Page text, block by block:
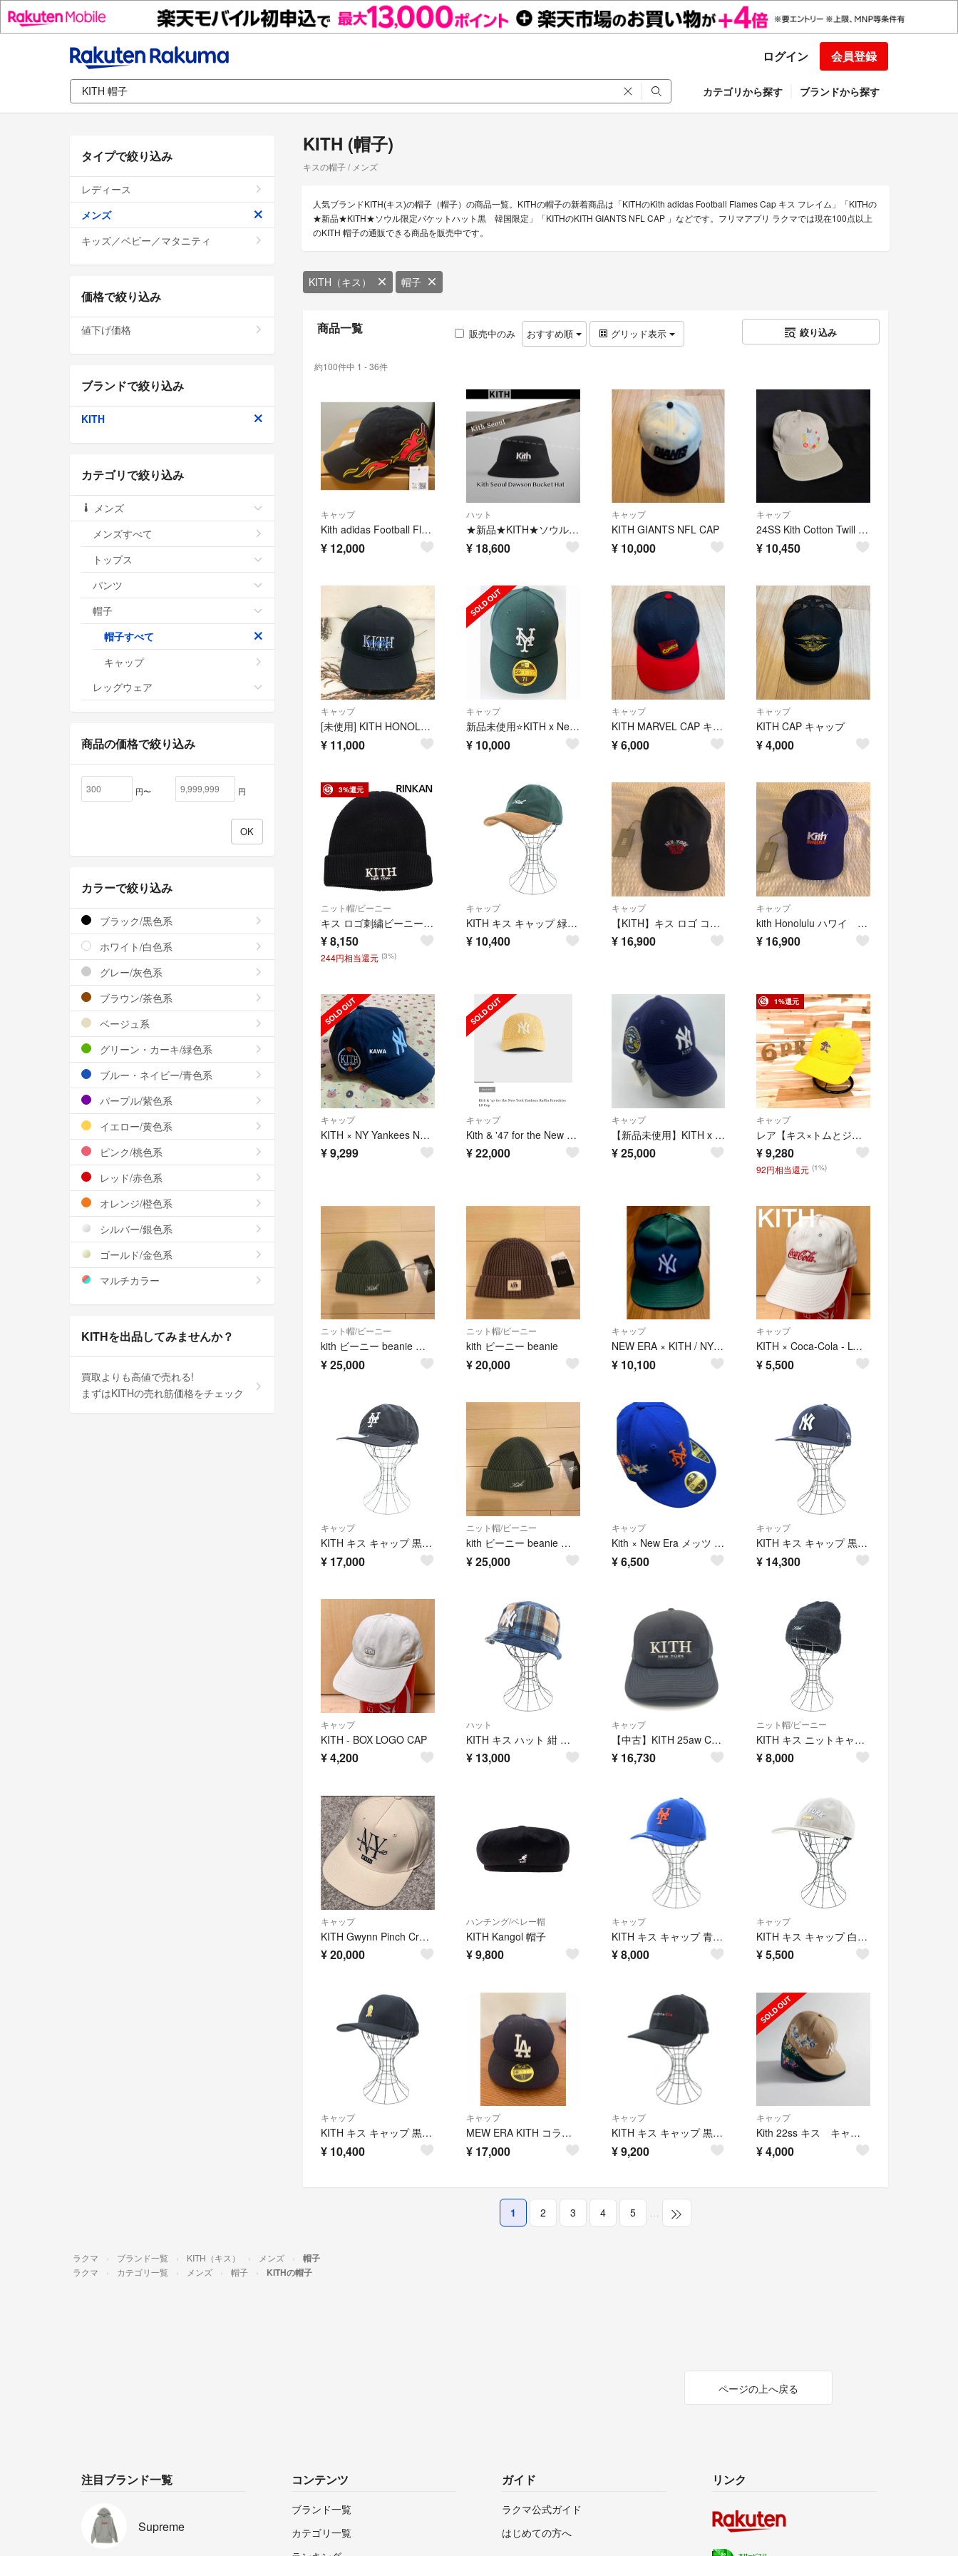
ログイン 会員登録
カテゴリから探す ブランドから探す
KITH (帽子)
キスの帽子 / メンズ
人気ブランドKITH(キス)の帽子（帽子）の商品一覧。KITHの帽子の新着商品は「KITHのKith adidas Football Flames Cap キス フレイム」「KITHの
★新品★KITH★ソウル限定バケットハット黒 韓国限定」「KITHのKITH GIANTS NFL CAP 」などです。フリマアプリ ラクマでは現在100点以上
のKITH 帽子の通販できる商品を販売中です。
KITH（キス） 帽子
商品一覧 販売中のみ おすすめ順 グリッド表示 絞り込み
約100件中 1 - 36件
キャップ
Kith adidas Football Flames Cap キス フレイム
¥ 12,000
ハット
★新品★KITH★ソウル限定バケットハット黒 韓国限定
¥ 18,600
キャップ
KITH GIANTS NFL CAP
¥ 10,000
キャップ
24SS Kith Cotton Twill Aaron Cap Canvas
¥ 10,450
キャップ
[未使用] KITH HONOLULU キャップ キス ブラック 限定 ハワイ ホノルル
¥ 11,000
キャップ
新品未使用⭐️KITH x New Era New York Mets キャップ
¥ 10,000
キャップ
KITH MARVEL CAP キャップ
¥6,000
キャップ
KITH CAP キャップ
¥4,000
3%還元
ニット帽/ビーニー
キス ロゴ刺繍ビーニー メンズ
¥8,150
244円相当還元 (3%)
キャップ
KITH キス キャップ 緑 【古着】【中古】【送料無料】
¥ 10,400
キャップ
【KITH】キス ロゴ コットン ベースボールキャップ 新品未使用
¥ 16,900
キャップ
kith Honolulu ハワイ Hawaii キャップ 新品未使用 ブルー
¥ 16,900
キャップ
KITH × NY Yankees Nylon Dad Cap バラ ベースボー
¥9,299
キャップ
Kith & '47 for the New York Yankees
¥22,000
キャップ
【新品未使用】KITH x New York Yankees New Era C
¥25,000
1%還元
キャップ
レア【キス×トムとジェリー】限定コラボ ミニマル パッチ キャップ 黄×茶
¥9,280
92円相当還元 (1%)
ニット帽/ビーニー
kith ビーニー beanie タグ有り ニット帽
¥25,000
ニット帽/ビーニー
kith ビーニー beanie
¥20,000
キャップ
NEW ERA × KITH / NY Yankees 9forty
¥ 10,100
キャップ
KITH × Coca-Cola - LOGO CAP
¥5,500
キャップ
KITH キス キャップ 黒 【古着】【中古】【送料無料】
¥ 17,000
ニット帽/ビーニー
kith ビーニー beanie タグ有り ニット帽
¥25,000
キャップ
Kith × New Era メッツ キャップ 56.8cm 59FIFTY ニューエラ
¥6,500
キャップ
KITH キス キャップ 黒 【古着】【中古】【送料無料】
¥ 14,300
キャップ
KITH - BOX LOGO CAP
¥4,200
ハット
KITH キス ハット 紺 【古着】【中古】【送料無料】
¥ 13,000
キャップ
【中古】KITH 25aw Checkerboard Double Weave Nolan Trucker Hat ブラック キス [17][240017761652]
¥ 16,730
ニット帽/ビーニー
KITH キス ニットキャップ・ビーニー 黒 【古着】【中古】【送料無料】
¥8,000
キャップ
KITH Gwynn Pinch Crown Snapback Hat
¥20,000
ハンチング/ベレー帽
KITH Kangol 帽子
¥9,800
キャップ
KITH キス キャップ 青 【古着】【中古】【送料無料】
¥8,000
キャップ
KITH キス キャップ 白 【古着】【中古】【送料無料】
¥5,500
キャップ
KITH キス キャップ 黒 【古着】【中古】【送料無料】
¥ 10,400
キャップ
MEW ERA KITH コラボ ドジャース キャップ
¥ 17,000
キャップ
KITH キス キャップ 黒 【古着】【中古】【送料無料】
¥9,200
キャップ
Kith 22ss キス キャップ 7 3/8
¥4,000
1 2 3 4 5 …
タイプで絞り込み
レディース
メンズ
キッズ／ベビー／マタニティ
価格で絞り込み
値下げ価格
ブランドで絞り込み
KITH
カテゴリで絞り込み
メンズ
メンズすべて
トップス
パンツ
帽子
帽子すべて
キャップ
レッグウェア
商品の価格で絞り込み
円〜 円
カラーで絞り込み
ブラック/黒色系
ホワイト/白色系
グレー/灰色系
ブラウン/茶色系
ベージュ系
グリーン・カーキ/緑色系
ブルー・ネイビー/青色系
パープル/紫色系
イエロー/黄色系
ピンク/桃色系
レッド/赤色系
オレンジ/橙色系
シルバー/銀色系
ゴールド/金色系
マルチカラー
KITHを出品してみませんか？
買取よりも高値で売れる!
まずはKITHの売れ筋価格をチェック
ラクマ ブランド一覧 KITH（キス） メンズ 帽子
ラクマ カテゴリ一覧 メンズ 帽子 KITHの帽子
ページの上へ戻る
注目ブランド一覧
Supreme
コンテンツ
ブランド一覧
カテゴリ一覧
ガイド
ラクマ公式ガイド
はじめての方へ
リンク